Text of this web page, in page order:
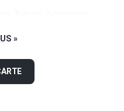
font partie de notre
les secteurs de
»